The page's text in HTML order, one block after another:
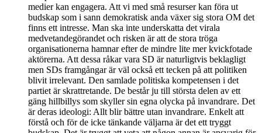
medier kan engagera. Att vi med små resurser kan föra ut
budskap som i sann demokratisk anda växer sig stora OM det
finns ett intresse. Man ska inte underskatta det virala
medvetandegörandet och risken är att de stora tröga
organisationerna hamnar efter de mindre lite mer kvickfotade
aktörerna. Att dessa råkar vara SD är naturligtvis beklagligt
men SDs framgångar är väl också ett tecken på att politiken
blivit irrelevant. Den samlade politiska kompetensen i det
partiet är skrattretande. De består ju till största delen av ett
gäng hillbillys som skyller sin egna olycka på invandrare. Det
är deras ideologi: Allt blir bättre utan invandrare. Enkelt att
förstå och för de icke tänkande väljarna är det ett tryggt